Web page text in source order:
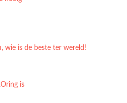
wie is de beste ter wereld!
is